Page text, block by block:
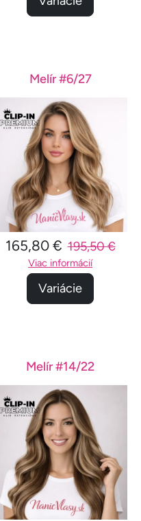
Melír #6/27
165,80 € 195,50 €
Viac informácií
Variácie
Melír #14/22